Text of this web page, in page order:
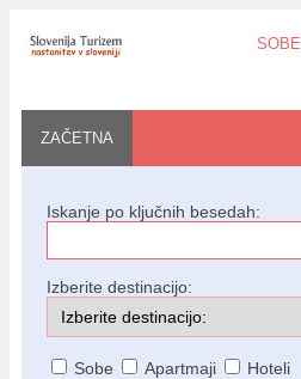
SOBE
ZAČETNA
Iskanje po ključnih besedah:
Izberite destinacijo:
Sobe Apartmaji Hoteli